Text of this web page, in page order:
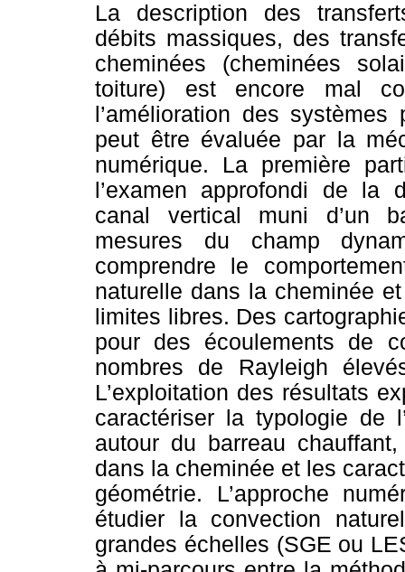
La description des
débits massiques, des
cheminées (cheminées
toiture) est encore mal
l’amélioration des
peut être évaluée par la
numérique. La première
l’examen approfondi de la
canal vertical muni d’un
mesures du champ
comprendre le
naturelle dans la cheminée
limites libres. Des
pour des écoulements de
nombres de Rayleigh
L’exploitation des résultats
caractériser la typologie de
autour du barreau
dans la cheminée et les
géométrie. L’approche
étudier la convection
grandes échelles (SGE ou